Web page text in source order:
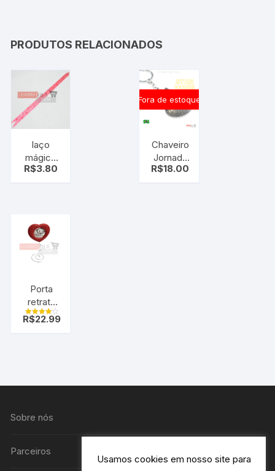
PRODUTOS RELACIONADOS
laço
mágico
laço fácil
uni
R$3.80
Fora de estoque
Chaveiro
Jornada
Nas
R$18.00
Porta
retrato
coração
romântico
Avaliação
R$22.99
Sobre nós
Parceiros
Usamos cookies em nosso site para